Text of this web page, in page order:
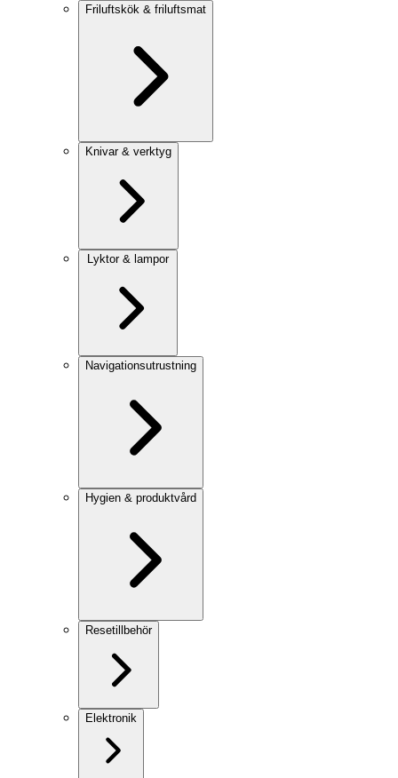
Friluftskök & friluftsmat
Knivar & verktyg
Lyktor & lampor
Navigationsutrustning
Hygien & produktvård
Resetillbehör
Elektronik